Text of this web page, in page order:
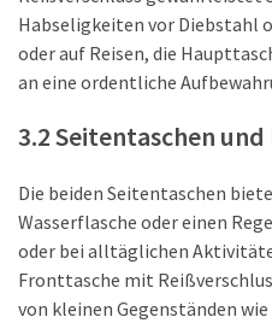
Habseligkeiten vor Diebstahl
oder auf Reisen, die
an eine ordentliche
3.2 Seitentaschen
Die beiden Seitentaschen
Wasserflasche oder einen
oder bei alltäglichen
Fronttasche mit
von kleinen Gegenständen